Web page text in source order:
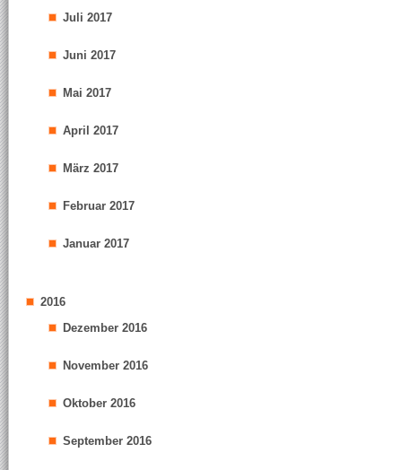
Juli 2017
Juni 2017
Mai 2017
April 2017
März 2017
Februar 2017
Januar 2017
2016
Dezember 2016
November 2016
Oktober 2016
September 2016